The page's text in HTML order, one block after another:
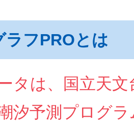
ラフPROとは
タは、国立天文
汐予測プログ